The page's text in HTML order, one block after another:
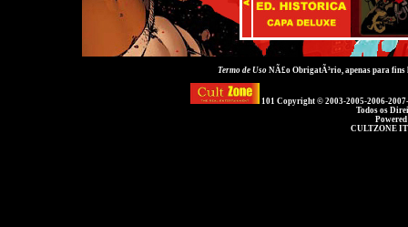
Termo de UsoNÃ£o ObrigatÃ³rio, apenas para
101 Copyright © 2003-2005-2006-
Todos os
CULTZONE